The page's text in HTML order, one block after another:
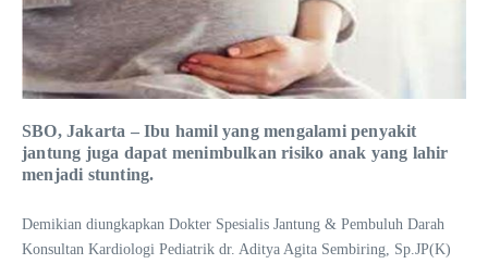
SBO, Jakarta – Ibu hamil yang mengalami penyakit
jantung juga dapat menimbulkan risiko anak yang lahir
menjadi stunting.
Demikian diungkapkan Dokter Spesialis Jantung & Pembuluh Darah
Konsultan Kardiologi Pediatrik dr. Aditya Agita Sembiring, Sp.JP(K)